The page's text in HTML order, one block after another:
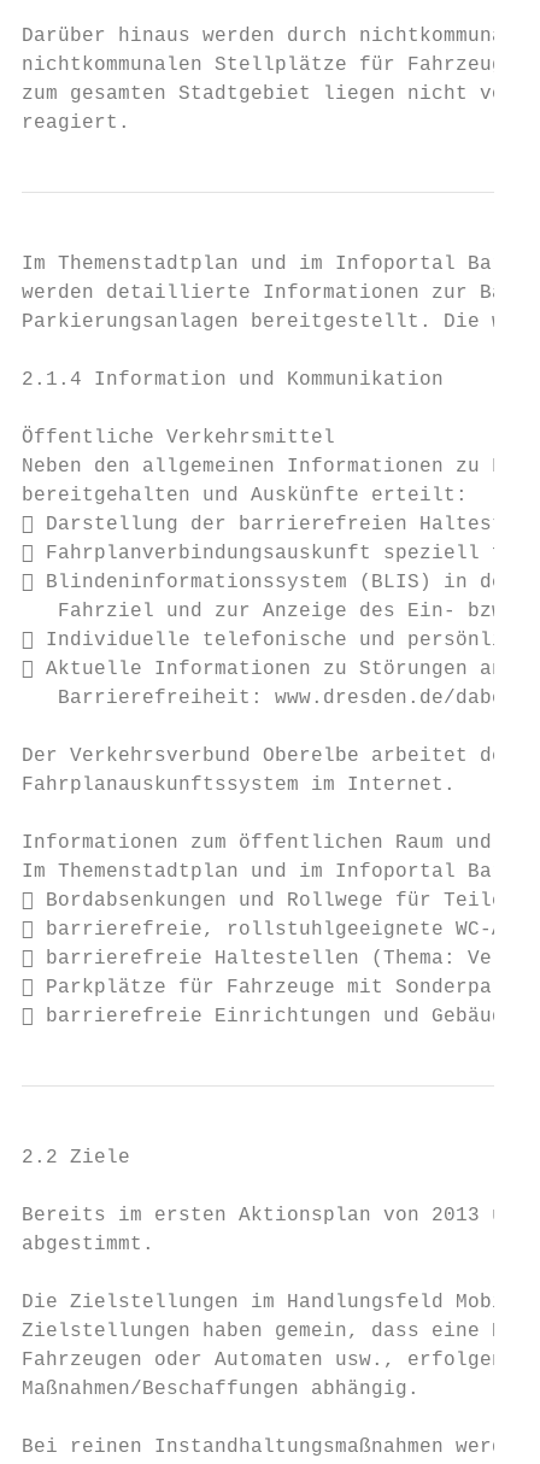
Darüber hinaus werden durch
nichtkommunalen Stellplätze für Fahrzeuge
zum gesamten Stadtgebiet liegen nicht
reagiert.
Im Themenstadtplan und im Infoportal
werden detaillierte Informationen zur
Parkierungsanlagen bereitgestellt. Die
2.1.4 Information und Kommunikation
Öffentliche Verkehrsmittel
Neben den allgemeinen Informationen zu
bereitgehalten und Auskünfte erteilt:
 Darstellung der barrierefreien
 Fahrplanverbindungsauskunft speziell für
 Blindeninformationssystem (BLIS) in den
Fahrziel und zur Anzeige des Ein- bzw.
 Individuelle telefonische und
 Aktuelle Informationen zu Störungen an
Barrierefreiheit: www.dresden.de/
Der Verkehrsverbund Oberelbe arbeitet
Fahrplanauskunftssystem im Internet.
Informationen zum öffentlichen Raum und
Im Themenstadtplan und im Infoportal
 Bordabsenkungen und Rollwege für Teile
 barrierefreie, rollstuhlgeeignete WC-
 barrierefreie Haltestellen (Thema:
 Parkplätze für Fahrzeuge mit
 barrierefreie Einrichtungen und Gebäude
2.2 Ziele
Bereits im ersten Aktionsplan von 2013
abgestimmt.
Die Zielstellungen im Handlungsfeld
Zielstellungen haben gemein, dass eine
Fahrzeugen oder Automaten usw.,
Maßnahmen/Beschaffungen abhängig.
Bei reinen Instandhaltungsmaßnahmen